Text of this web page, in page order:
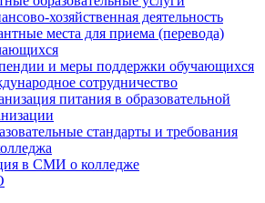
хозяйственная деятельность
места для приема (перевода)
и меры поддержки обучающихся
сотрудничество
питания в образовательной
стандарты и требования
в СМИ о колледже